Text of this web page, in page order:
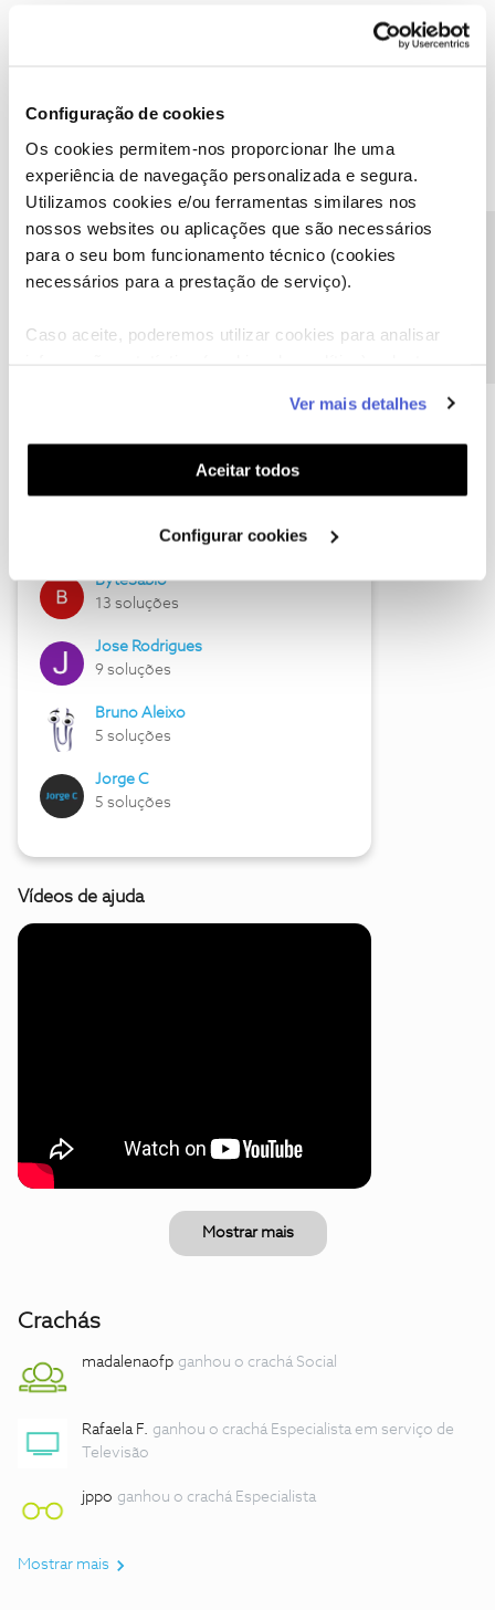
Configuração de cookies
Os cookies permitem-nos proporcionar lhe uma
experiência de navegação personalizada e segura.
Utilizamos cookies e/ou ferramentas similares nos
nossos websites ou aplicações que são necessários
para o seu bom funcionamento técnico (cookies
necessários para a prestação de serviço).
Caso aceite, poderemos utilizar cookies para analisar
funcionalidades (cookies de personalização e
funcionalidade) e adaptar anúncios aos seus interesses
(cookies de publicidade personalizada). Pode gerir a
utilização dos cookies clicando em "Configurar
Ver mais detalhes
Aceitar todos
Configurar cookies
Descubra as novidades de julho
Hall of Fame de julho
17 soluções
ByteSábio
13 soluções
Jose Rodrigues
9 soluções
Bruno Aleixo
5 soluções
Jorge C
5 soluções
Vídeos de ajuda
Mostrar mais
Crachás
madalenaofp ganhou o crachá Social
Rafaela F. ganhou o crachá Especialista em serviço de
Televisão
jppo ganhou o crachá Especialista
Mostrar mais